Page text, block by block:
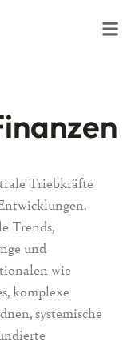
Triebkräfte
Trends,
und
wie
komplexe
systemische